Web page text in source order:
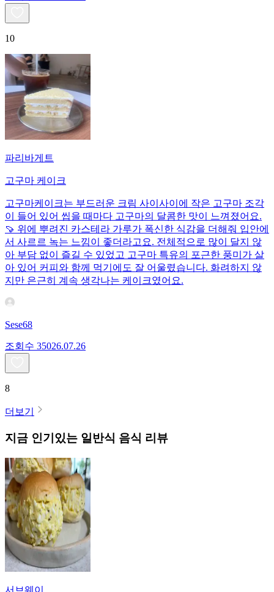
10
파리바게트
고구마 케이크
고구마케이크는 부드러운 크림 사이사이에 작은 고구마 조각
이 들어 있어 씹을 때마다 고구마의 달콤한 맛이 느껴졌어요.
🍠 위에 뿌려진 카스테라 가루가 폭신한 식감을 더해줘 입안에
서 사르르 녹는 느낌이 좋더라고요. 전체적으로 많이 달지 않
아 부담 없이 즐길 수 있었고 고구마 특유의 포근한 풍미가 살
아 있어 커피와 함께 먹기에도 잘 어울렸습니다. 화려하지 않
지만 은근히 계속 생각나는 케이크였어요.
Sese68
조회수 35026.07.26
8
더보기
지금 인기있는 일반식 음식 리뷰
서브웨이